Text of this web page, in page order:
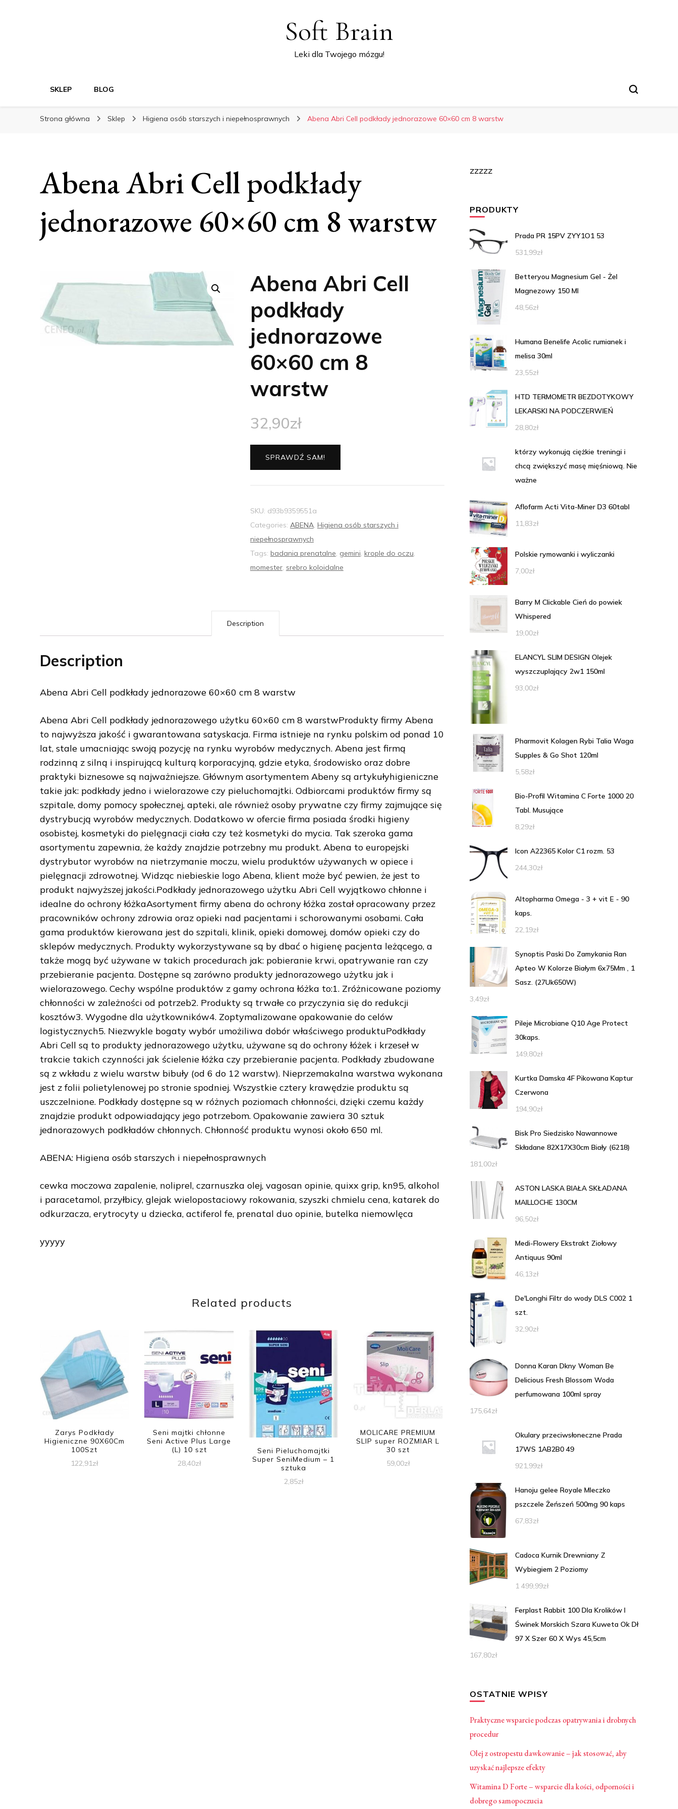
Soft Brain
Leki dla Twojego mózgu!
SKLEP BLOG
Strona główna Sklep Higiena osób starszych i niepełnosprawnych Abena Abri Cell podkłady jednorazowe 60×60 cm 8 warstw
Abena Abri Cell podkłady
jednorazowe 60×60 cm 8 warstw
Abena Abri Cell
podkłady
jednorazowe
60×60 cm 8
warstw
32,90zł
SPRAWDŹ SAM!
SKU: d93b9359551a
Categories: ABENA, Higiena osób starszych i
niepełnosprawnych
Tags: badania prenatalne, gemini, krople do oczu,
momester, srebro koloidalne
Description
Description
Abena Abri Cell podkłady jednorazowe 60×60 cm 8 warstw
Abena Abri Cell podkłady jednorazowego użytku 60×60 cm 8 warstwProdukty firmy Abena
to najwyższa jakość i gwarantowana satyskacja. Firma istnieje na rynku polskim od ponad 10
lat, stale umacniając swoją pozycję na rynku wyrobów medycznych. Abena jest firmą
rodzinną z silną i inspirującą kulturą korporacyjną, gdzie etyka, środowisko oraz dobre
praktyki biznesowe są najważniejsze. Głównym asortymentem Abeny są artykułyhigieniczne
takie jak: podkłady jedno i wielorazowe czy pieluchomajtki. Odbiorcami produktów firmy są
szpitale, domy pomocy społecznej, apteki, ale również osoby prywatne czy firmy zajmujące się
dystrybucją wyrobów medycznych. Dodatkowo w ofercie firma posiada środki higieny
osobistej, kosmetyki do pielęgnacji ciała czy też kosmetyki do mycia. Tak szeroka gama
asortymentu zapewnia, że każdy znajdzie potrzebny mu produkt. Abena to europejski
dystrybutor wyrobów na nietrzymanie moczu, wielu produktów używanych w opiece i
pielęgnacji zdrowotnej. Widząc niebieskie logo Abena, klient może być pewien, że jest to
produkt najwyższej jakości.Podkłady jednorazowego użytku Abri Cell wyjątkowo chłonne i
idealne do ochrony łóżkaAsortyment firmy abena do ochrony łóżka został opracowany przez
pracowników ochrony zdrowia oraz opieki nad pacjentami i schorowanymi osobami. Cała
gama produktów kierowana jest do szpitali, klinik, opieki domowej, domów opieki czy do
sklepów medycznych. Produkty wykorzystywane są by dbać o higienę pacjenta leżącego, a
także mogą być używane w takich procedurach jak: pobieranie krwi, opatrywanie ran czy
przebieranie pacjenta. Dostępne są zarówno produkty jednorazowego użytku jak i
wielorazowego. Cechy wspólne produktów z gamy ochrona łóżka to:1. Zróżnicowane poziomy
chłonności w zależności od potrzeb2. Produkty są trwałe co przyczynia się do redukcji
kosztów3. Wygodne dla użytkowników4. Zoptymalizowane opakowanie do celów
logistycznych5. Niezwykle bogaty wybór umożiliwa dobór właściwego produktuPodkłady
Abri Cell są to produkty jednorazowego użytku, używane są do ochrony łóżek i krzeseł w
trakcie takich czynności jak ścielenie łóżka czy przebieranie pacjenta. Podkłady zbudowane
są z wkładu z wielu warstw bibuły (od 6 do 12 warstw). Nieprzemakalna warstwa wykonana
jest z folii polietylenowej po stronie spodniej. Wszystkie cztery krawędzie produktu są
uszczelnione. Podkłady dostępne są w różnych poziomach chłonności, dzięki czemu każdy
znajdzie produkt odpowiadający jego potrzebom. Opakowanie zawiera 30 sztuk
jednorazowych podkładów chłonnych. Chłonność produktu wynosi około 650 ml.
ABENA: Higiena osób starszych i niepełnosprawnych
cewka moczowa zapalenie, noliprel, czarnuszka olej, vagosan opinie, quixx grip, kn95, alkohol
i paracetamol, przyłbicy, glejak wielopostaciowy rokowania, szyszki chmielu cena, katarek do
odkurzacza, erytrocyty u dziecka, actiferol fe, prenatal duo opinie, butelka niemowlęca
yyyyy
Related products
Zarys Podkłady
Higieniczne 90X60Cm
100Szt
122,91zł
Seni majtki chłonne
Seni Active Plus Large
(L) 10 szt
28,40zł
Seni Pieluchomajtki
Super SeniMedium – 1
sztuka
2,85zł
MOLICARE PREMIUM
SLIP super ROZMIAR L
30 szt
59,00zł
zzzzz
PRODUKTY
Prada PR 15PV ZYY1O1 53
531,99zł
Betteryou Magnesium Gel - Żel
Magnezowy 150 Ml
48,56zł
Humana Benelife Acolic rumianek i
melisa 30ml
23,55zł
HTD TERMOMETR BEZDOTYKOWY
LEKARSKI NA PODCZERWIEŃ
28,80zł
którzy wykonują ciężkie treningi i
chcą zwiększyć masę mięśniową. Nie
ważne
Aflofarm Acti Vita-Miner D3 60tabl
11,83zł
Polskie rymowanki i wyliczanki
7,00zł
Barry M Clickable Cień do powiek
Whispered
19,00zł
ELANCYL SLIM DESIGN Olejek
wyszczuplający 2w1 150ml
93,00zł
Pharmovit Kolagen Rybi Talia Waga
Supples & Go Shot 120ml
5,58zł
Bio-Profil Witamina C Forte 1000 20
Tabl. Musujące
8,29zł
Icon A22365 Kolor C1 rozm. 53
244,30zł
Altopharma Omega - 3 + vit E - 90
kaps.
22,19zł
Synoptis Paski Do Zamykania Ran
Apteo W Kolorze Białym 6x75Mm , 1
Sasz. (27Uk650W)
3,49zł
Pileje Microbiane Q10 Age Protect
30kaps.
149,80zł
Kurtka Damska 4F Pikowana Kaptur
Czerwona
194,90zł
Bisk Pro Siedzisko Nawannowe
Składane 82X17X30cm Biały (6218)
181,00zł
ASTON LASKA BIAŁA SKŁADANA
MAILLOCHE 130CM
96,50zł
Medi-Flowery Ekstrakt Ziołowy
Antiquus 90ml
46,13zł
De'Longhi Filtr do wody DLS C002 1
szt.
32,90zł
Donna Karan Dkny Woman Be
Delicious Fresh Blossom Woda
perfumowana 100ml spray
175,64zł
Okulary przeciwsłoneczne Prada
17WS 1AB2B0 49
921,99zł
Hanoju gelee Royale Mleczko
pszczele Żeńszeń 500mg 90 kaps
67,83zł
Cadoca Kurnik Drewniany Z
Wybiegiem 2 Poziomy
1 499,99zł
Ferplast Rabbit 100 Dla Krolików I
Świnek Morskich Szara Kuweta Ok Dł
97 X Szer 60 X Wys 45,5cm
167,80zł
OSTATNIE WPISY
Praktyczne wsparcie podczas opatrywania i drobnych
procedur
Olej z ostropestu dawkowanie – jak stosować, aby
uzyskać najlepsze efekty
Witamina D Forte – wsparcie dla kości, odporności i
dobrego samopoczucia